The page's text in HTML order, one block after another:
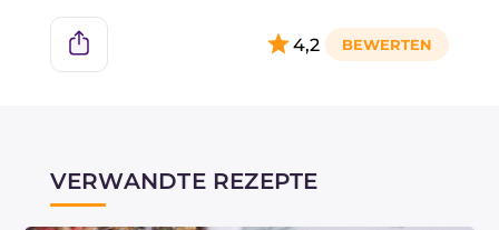
4,2
VERWANDTE REZEPTE